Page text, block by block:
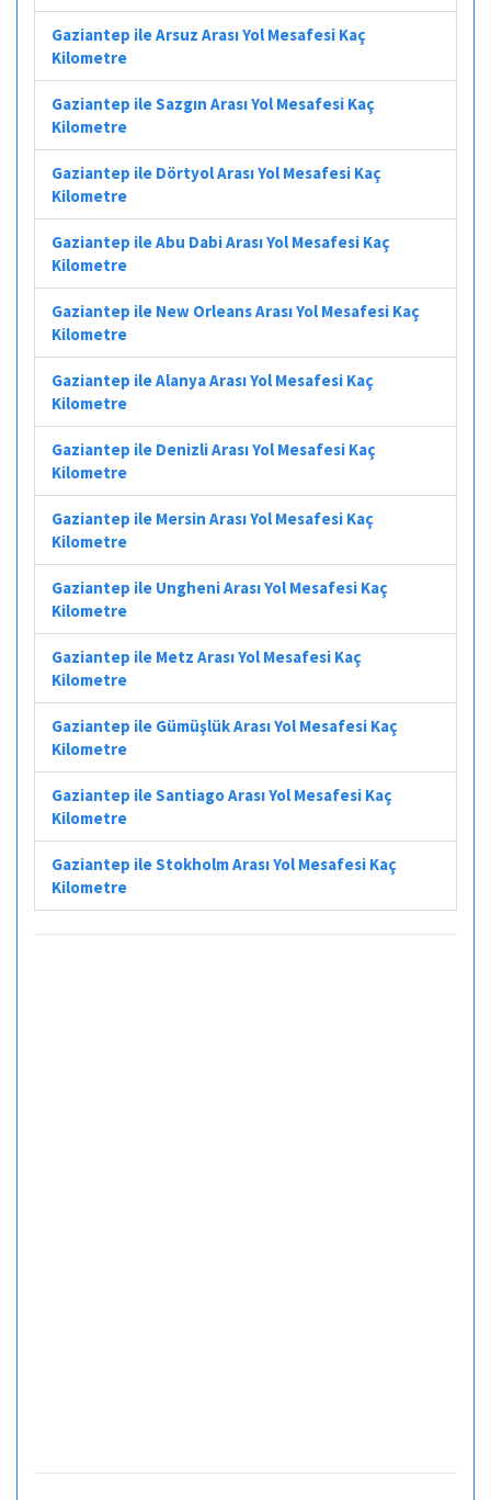
Gaziantep ile Arsuz Arası Yol Mesafesi Kaç
Kilometre
Gaziantep ile Sazgın Arası Yol Mesafesi Kaç
Kilometre
Gaziantep ile Dörtyol Arası Yol Mesafesi Kaç
Kilometre
Gaziantep ile Abu Dabi Arası Yol Mesafesi Kaç
Kilometre
Gaziantep ile New Orleans Arası Yol Mesafesi Kaç
Kilometre
Gaziantep ile Alanya Arası Yol Mesafesi Kaç
Kilometre
Gaziantep ile Denizli Arası Yol Mesafesi Kaç
Kilometre
Gaziantep ile Mersin Arası Yol Mesafesi Kaç
Kilometre
Gaziantep ile Ungheni Arası Yol Mesafesi Kaç
Kilometre
Gaziantep ile Metz Arası Yol Mesafesi Kaç
Kilometre
Gaziantep ile Gümüşlük Arası Yol Mesafesi Kaç
Kilometre
Gaziantep ile Santiago Arası Yol Mesafesi Kaç
Kilometre
Gaziantep ile Stokholm Arası Yol Mesafesi Kaç
Kilometre